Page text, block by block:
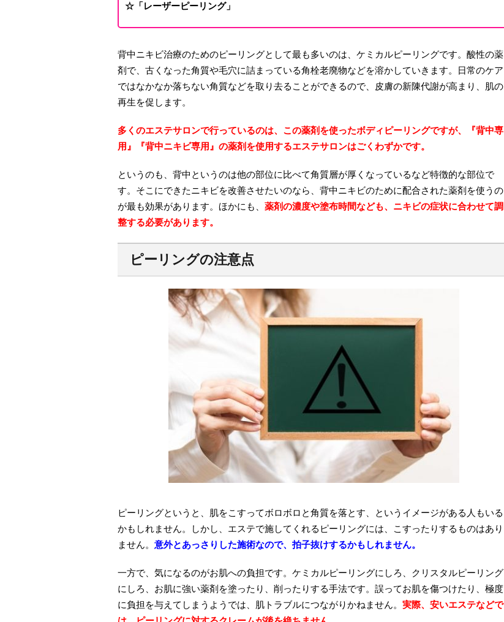
☆「レーザーピーリング」
背中ニキビ治療のためのピーリングとして最も多いのは、ケミカルピーリングです。酸性の薬
剤で、古くなった角質や毛穴に詰まっている角栓老廃物などを溶かしていきます。日常のケア
ではなかなか落ちない角質などを取り去ることができるので、皮膚の新陳代謝が高まり、肌の
再生を促します。
多くのエステサロンで行っているのは、この薬剤を使ったボディピーリングですが、『背中専
用』『背中ニキビ専用』の薬剤を使用するエステサロンはごくわずかです。
というのも、背中というのは他の部位に比べて角質層が厚くなっているなど特徴的な部位で
す。そこにできたニキビを改善させたいのなら、背中ニキビのために配合された薬剤を使うの
が最も効果があります。ほかにも、 薬剤の濃度や塗布時間なども、ニキビの症状に合わせて調
整する必要があります。
ピーリングの注意点
ピーリングというと、肌をこすってボロボロと角質を落とす、というイメージがある人もいる
かもしれません。しかし、エステで施してくれるピーリングには、こすったりするものはあり
ません。 意外とあっさりした施術なので、拍子抜けするかもしれません。
一方で、気になるのがお肌への負担です。ケミカルピーリングにしろ、クリスタルピーリング
にしろ、お肌に強い薬剤を塗ったり、削ったりする手法です。誤ってお肌を傷つけたり、極度
に負担を与えてしまうようでは、肌トラブルにつながりかねません。 実際、安いエステなどで